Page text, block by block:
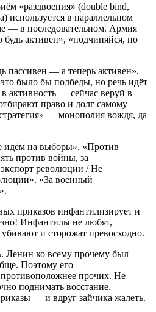
«раздвоения» (double bind,
используется в параллельном
— в последовательном. Армия
будь активен», «подчиняйся, но
пассивен — а теперь активен».
было бы полбеды, но речь идёт
активность — сейчас веруй в
право и долг самому
— монополия вождя, да
идём на выборы». «Против
против войны, за
революции / Не
«За военный
приказов инфантилизирует и
Инфантилы не любят,
и сторожат превосходно.
Ленин ко всему прочему был
Поэтому его
прочих. Не
поднимать восстание.
— и вдруг зайчика жалеть.